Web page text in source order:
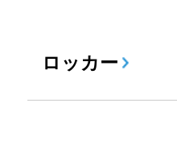
ロッカー